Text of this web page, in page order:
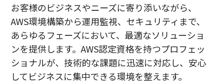
お客様のビジネスやニーズに寄り添いながら、
AWS環境構築から運用監視、セキュリティまで、
あらゆるフェーズにおいて、最適なソリューショ
ンを提供します。AWS認定資格を持つプロフェッ
ショナルが、技術的な課題に迅速に対応し、安心
してビジネスに集中できる環境を整えます。